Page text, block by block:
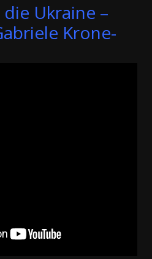
Ukraine –
Krone-